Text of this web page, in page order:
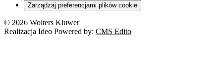
Zarządzaj preferencjami plików cookie
© 2026 Wolters Kluwer
Realizacja Ideo Powered by: CMS Edito